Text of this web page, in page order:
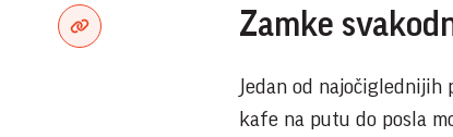
Zamke
Jedan od
kafe na putu do posla